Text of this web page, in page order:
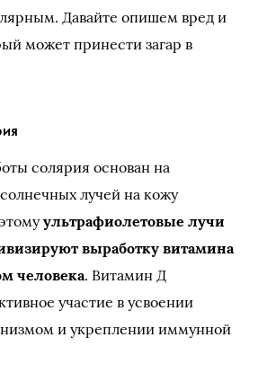
Давайте опишем вред и
может принести загар в
солярия основан на
лучей на кожу
ультрафиолетовые лучи
выработку витамина
человека. Витамин Д
участие в усвоении
и укреплении иммунной